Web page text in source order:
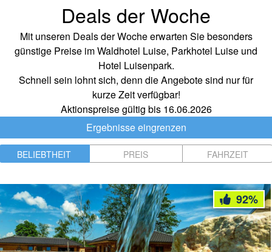
Deals der Woche
Mit unseren Deals der Woche erwarten Sie besonders
günstige Preise im Waldhotel Luise, Parkhotel Luise und
Hotel Luisenpark.
Schnell sein lohnt sich, denn die Angebote sind nur für
kurze Zeit verfügbar!
Aktionspreise gültig bis 16.06.2026
Ergebnisse eingrenzen
BELIEBTHEIT PREIS FAHRZEIT
92%